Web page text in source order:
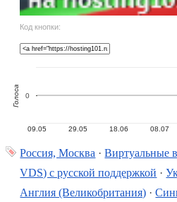
Код кнопки:
09.05 29.05 18.06 08.07
0
Голоса
Россия, Москва ·Виртуальные
VDS) с русской поддержкой ·
Англия (Великобритания) ·